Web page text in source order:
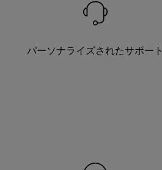
パーソナライズされたサポート